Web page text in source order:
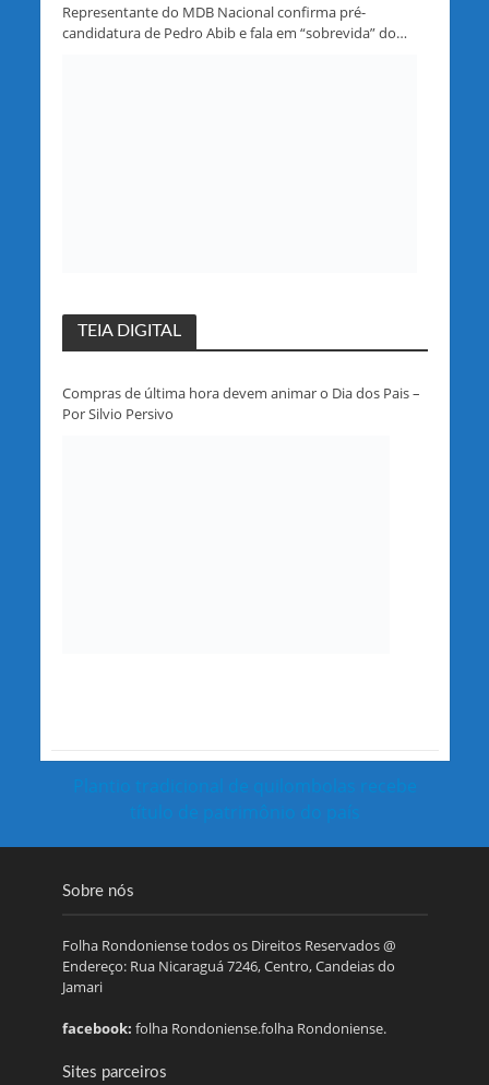
Representante do MDB Nacional confirma pré-
candidatura de Pedro Abib e fala em “sobrevida” do
TEIA DIGITAL
Compras de última hora devem animar o Dia dos Pais –
Por Silvio Persivo
Plantio tradicional de quilombolas recebe
título de patrimônio do país
Sobre nós
Folha Rondoniense todos os Direitos Reservados @
Endereço: Rua Nicaraguá 7246, Centro, Candeias do
Jamari
facebook: folha Rondoniense.folha Rondoniense.
Sites parceiros